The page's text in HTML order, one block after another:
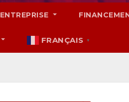
ENTREPRISE
FRANÇAIS ▼